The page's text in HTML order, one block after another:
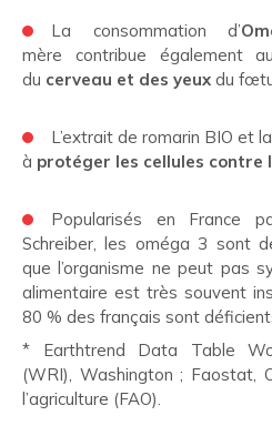
La consommation d’
mère contribue également
du cerveau et des yeux du
L’extrait de romarin BIO et
à protéger les cellules contre
Popularisés en France
Schreiber, les oméga 3 sont
que l’organisme ne peut pas
alimentaire est très souvent
80 % des français sont
* Earthtrend Data Table
(WRI), Washington ; Faostat,
l’agriculture (FAO).